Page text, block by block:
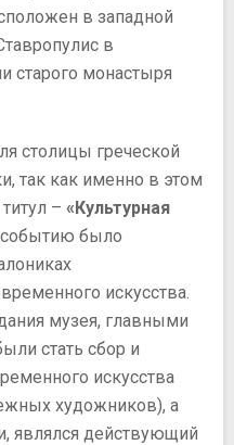
в западной
в
старого монастыря
столицы греческой
так как именно в этом
– «Культурная
событию было
искусства.
музея, главными
стать сбор и
искусства
художников), а
являлся действующий